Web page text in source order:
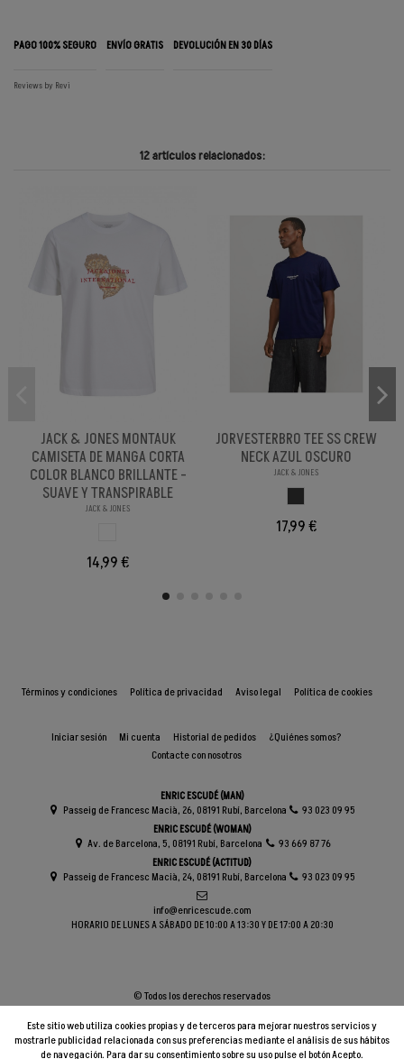
PAGO 100% SEGURO ENVÍO GRATIS DEVOLUCIÓN EN 30 DÍAS
Reviews by Revi
12 artículos relacionados:
JACK & JONES MONTAUK
CAMISETA DE MANGA CORTA
COLOR BLANCO BRILLANTE -
SUAVE Y TRANSPIRABLE
JACK & JONES
14,99 €
JORVESTERBRO TEE SS CREW
NECK AZUL OSCURO
JACK & JONES
17,99 €
Términos y condiciones Política de privacidad Aviso legal Política de cookies
Iniciar sesión Mi cuenta Historial de pedidos
¿Quiénes somos?
Contacte con nosotros
ENRIC ESCUDÉ (MAN)
Passeig de Francesc Macià, 26, 08191 Rubí, Barcelona
93 023 09 95
ENRIC ESCUDÉ (WOMAN)
Av. de Barcelona, 5, 08191 Rubí, Barcelona
93 669 87 76
ENRIC ESCUDÉ (ACTITUD)
Passeig de Francesc Macià, 24, 08191 Rubí, Barcelona
93 023 09 95
info@enricescude.com
HORARIO DE LUNES A SÁBADO DE 10:00 A 13:30 Y DE 17:00 A 20:30
Este sitio web utiliza cookies propias y de terceros para mejorar nuestros servicios y
mostrarle publicidad relacionada con sus preferencias mediante el análisis de sus hábitos
de navegación. Para dar su consentimiento sobre su uso pulse el botón Acepto.
© Todos los derechos reservados